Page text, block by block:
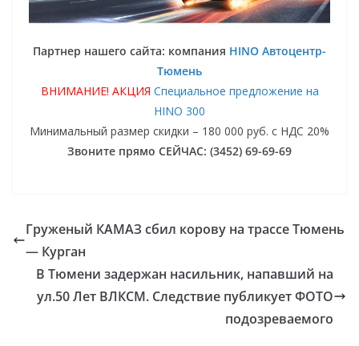
Партнер нашего сайта: компания HINO Автоцентр-
Тюмень
ВНИМАНИЕ! АКЦИЯ Специальное предложение на
HINO 300
Минимальный размер скидки – 180 000 руб. с НДС 20%
Звоните прямо СЕЙЧАС: (3452) 69-69-69
Груженый КАМАЗ сбил корову на трассе Тюмень
— Курган
В Тюмени задержан насильник, напавший на
ул.50 Лет ВЛКСМ. Следствие публикует ФОТО
подозреваемого